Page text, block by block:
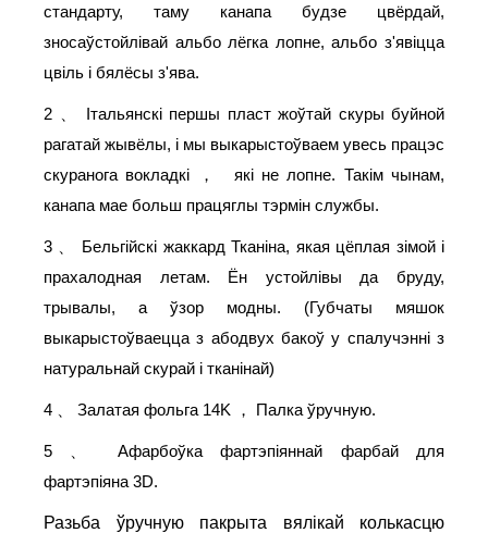
стандарту, таму канапа будзе цвёрдай,
зносаўстойлівай альбо лёгка лопне, альбо з'явіцца
цвіль і бялёсы з'ява.
2
Італьянскі першы пласт жоўтай скуры буйной
рагатай жывёлы, і мы выкарыстоўваем увесь працэс
скуранога вокладкі
，
які не лопне. Такім чынам,
канапа мае больш працяглы тэрмін службы.
3
Бельгійскі жаккард Тканіна, якая цёплая зімой і
прахалодная летам. Ён устойлівы да бруду,
трывалы, а ўзор модны. (Губчаты мяшок
выкарыстоўваецца з абодвух бакоў у спалучэнні з
натуральнай скурай і тканінай)
4 Залатая фольга 14K ， Палка ўручную.
5
Афарбоўка фартэпіяннай фарбай для
фартэпіяна 3D.
Разьба ўручную пакрыта вялікай колькасцю